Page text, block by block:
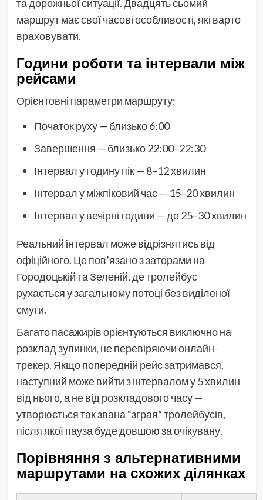
та дорожньої ситуації. Двадцять сьомий
маршрут має свої часові особливості, які варто
враховувати.
Години роботи та інтервали між
рейсами
Орієнтовні параметри маршруту:
Початок руху — близько 6:00
Завершення — близько 22:00–22:30
Інтервал у годину пік — 8–12 хвилин
Інтервал у міжпіковий час — 15–20 хвилин
Інтервал у вечірні години — до 25–30 хвилин
Реальний інтервал може відрізнятись від
офіційного. Це пов’язано з заторами на
Городоцькій та Зеленій, де тролейбус
рухається у загальному потоці без виділеної
смуги.
Багато пасажирів орієнтуються виключно на
розклад зупинки, не перевіряючи онлайн-
трекер. Якщо попередній рейс затримався,
наступний може вийти з інтервалом у 5 хвилин
від нього, а не від розкладового часу —
утворюється так звана “зграя” тролейбусів,
після якої пауза буде довшою за очікувану.
Порівняння з альтернативними
маршрутами на схожих ділянках